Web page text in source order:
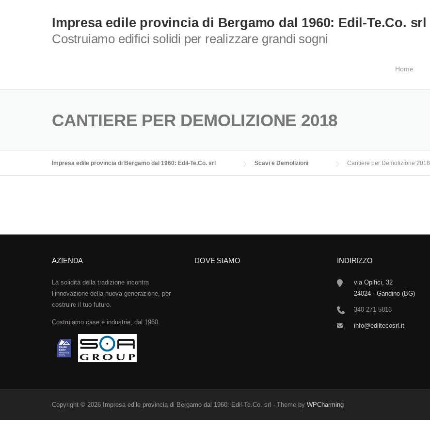
Impresa edile provincia di Bergamo dal 1960: Edil-Te.Co. srl
Costruiamo edifici solidi per realizzare grandi sogni
Home
CANTIERE PER DEMOLIZIONE 2018
Impresa edile provincia di Bergamo dal 1960: Edil-Te.Co. srl Scavi e Demolizioni Cantiere per Demolizione 2018
AZIENDA
La solidità della tradizione incontra
l’innovazione della nuova generazione, per
costruire il tuo futuro.
Costruiamo case e industrie, dal 1960.
DOVE SIAMO INDIRIZZO
via Opifici, 32
24024 - Gandino (BG)
340 271 5816
info@ediltecosrl.it
Copyright © 2026 Impresa edile provincia di Bergamo dal 1960: Edil-Te.Co. srl - Theme by WPCharming